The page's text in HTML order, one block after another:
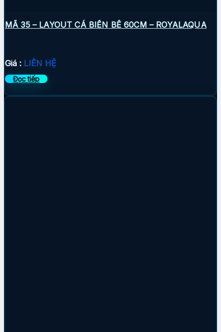
MÃ 35 – LAYOUT CÁ BIỂN BỂ 60CM – ROYALAQUA
Giá : LIÊN HỆ
Đọc tiếp